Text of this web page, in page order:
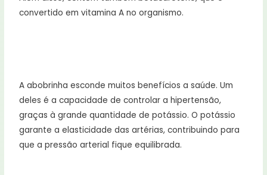
convertido em vitamina A no organismo.
A abobrinha esconde muitos benefícios a saúde. Um
deles é a capacidade de controlar a hipertensão,
graças à grande quantidade de potássio. O potássio
garante a elasticidade das artérias, contribuindo para
que a pressão arterial fique equilibrada.